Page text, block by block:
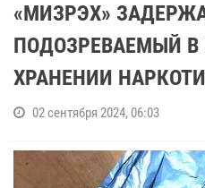
«МИЗРЭХ»
ПОДОЗРЕВАЕМЫЙ
ХРАНЕНИИ
02 сентября 2024, 06:03